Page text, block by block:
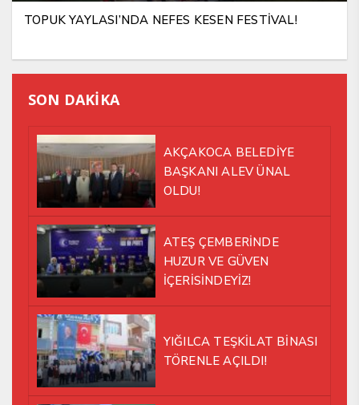
TOPUK YAYLASI’NDA NEFES KESEN FESTİVAL!
SON DAKİKA
AKÇAKOCA BELEDİYE
BAŞKANI ALEV ÜNAL
OLDU!
ATEŞ ÇEMBERİNDE
HUZUR VE GÜVEN
İÇERİSİNDEYİZ!
YIĞILCA TEŞKİLAT BİNASI
TÖRENLE AÇILDI!